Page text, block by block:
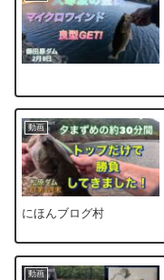
動画
にほんブログ村
動画